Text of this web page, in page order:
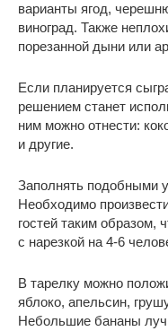
варианты ягод,
виноград. Также
порезанной дыни или
Если планируется
решением станет
ним можно отнести:
и другие.
Заполнять подобными
Необходимо
гостей таким образом,
с нарезкой на 4-6
В тарелку можно
яблоко, апельсин,
Небольшие бананы